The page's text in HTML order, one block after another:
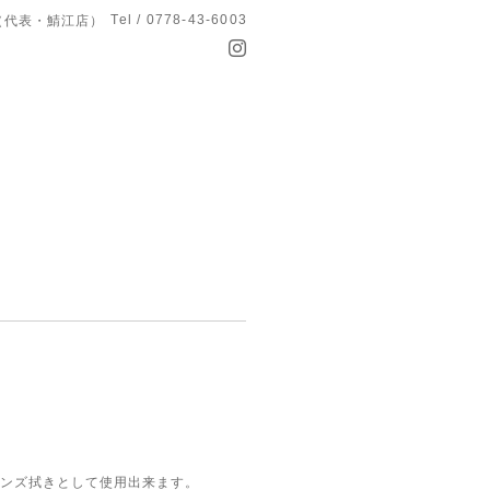
表・鯖江店） Tel / 0778-43-6003
拭きとして使用出来ます。